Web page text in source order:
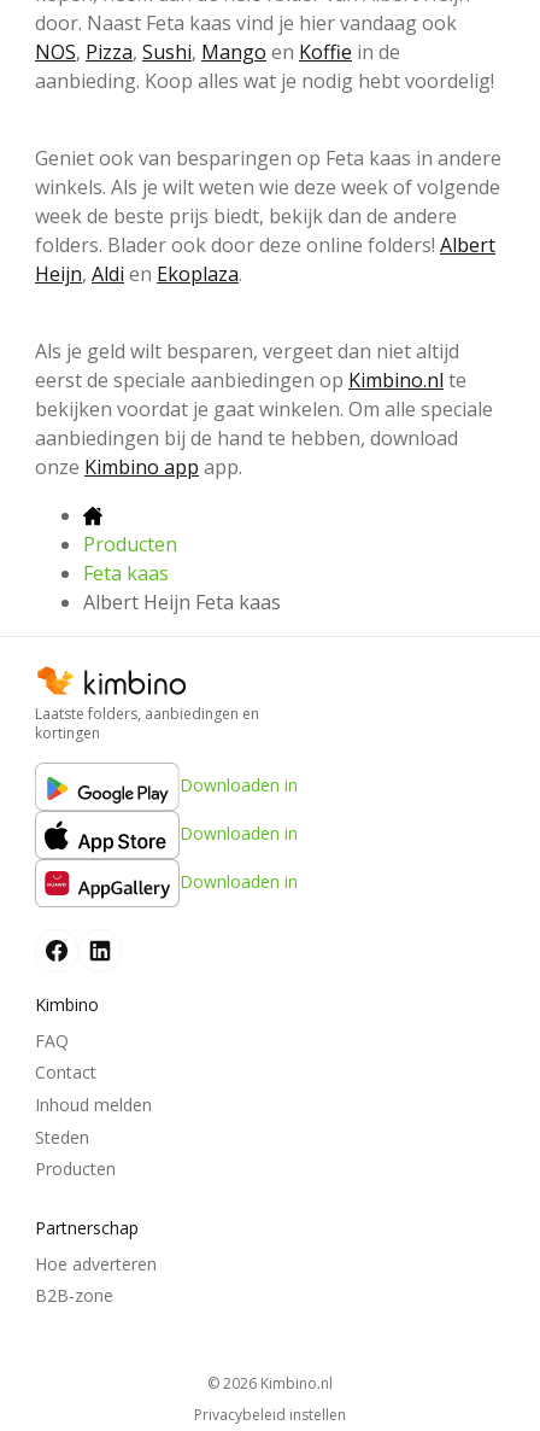
door. Naast Feta kaas vind je hier vandaag ook
NOS, Pizza, Sushi, Mango en Koffie in de
aanbieding. Koop alles wat je nodig hebt voordelig!
Geniet ook van besparingen op Feta kaas in andere
winkels. Als je wilt weten wie deze week of volgende
week de beste prijs biedt, bekijk dan de andere
folders. Blader ook door deze online folders! Albert
Heijn, Aldi en Ekoplaza.
Als je geld wilt besparen, vergeet dan niet altijd
eerst de speciale aanbiedingen op Kimbino.nl te
bekijken voordat je gaat winkelen. Om alle speciale
aanbiedingen bij de hand te hebben, download
onze Kimbino app app.
Producten
Feta kaas
Albert Heijn Feta kaas
Laatste folders, aanbiedingen en
kortingen
Downloaden in
Downloaden in
Downloaden in
Kimbino
FAQ
Contact
Inhoud melden
Steden
Producten
Partnerschap
Hoe adverteren
B2B-zone
© 2026
kimbino.nl
Privacybeleid instellen